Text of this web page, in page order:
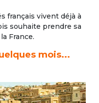
français vivent déjà à
souhaite prendre sa
France.
mois...